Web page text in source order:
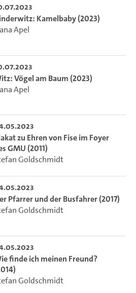
Kamelbaby (2023)
Apel
Vögel am Baum (2023)
Apel
zu Ehren von Fise im Foyer
GMU (2011)
Goldschmidt
Pfarrer und der Busfahrer (2017)
Goldschmidt
finde ich meinen Freund?
Goldschmidt